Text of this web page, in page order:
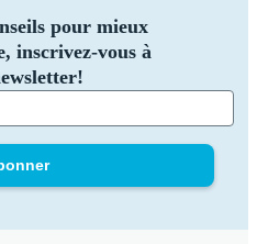
pour mieux
inscrivez-vous à